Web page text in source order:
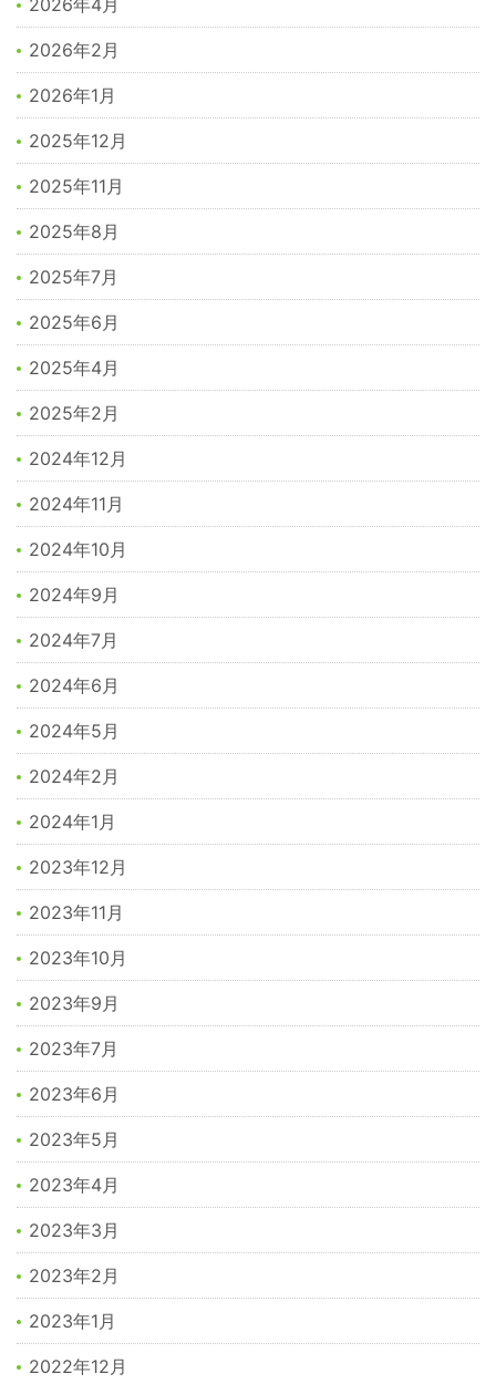
2026年4月
2026年2月
2026年1月
2025年12月
2025年11月
2025年8月
2025年7月
2025年6月
2025年4月
2025年2月
2024年12月
2024年11月
2024年10月
2024年9月
2024年7月
2024年6月
2024年5月
2024年2月
2024年1月
2023年12月
2023年11月
2023年10月
2023年9月
2023年7月
2023年6月
2023年5月
2023年4月
2023年3月
2023年2月
2023年1月
2022年12月